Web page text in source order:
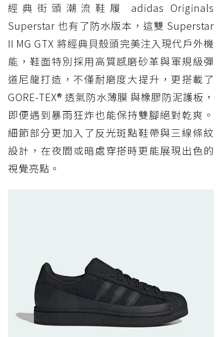
防水鞋推薦 4. ASICS TRABUCO 14 GTX：搭
載 GORE-TEX 隱形貼合科技，全方位防水神鞋
防水鞋推薦 5. Salomon XT-6 GORE-TEX：潮
人必備山系鞋王！防滑、防水與街頭顏值一次攻
頂
防水鞋推薦 6. HOKA Stinson Evo GTX：越野
復刻厚底，GORE-TEX 防水與增高神器一次滿
防水鞋推薦 7. Timberland Motion Access：
黃靴同級頂級防水，輕量化工裝健走鞋雨天必備
防水鞋推薦 7. Timberland Motion Access：
黃靴同級頂級防水，輕量化工裝健走鞋雨天必備
防水鞋推薦 10. PUMA Voyage NITRO™ 4
GORE-TEX：氮氣中底注入，回彈與防滑兼具的
全天候越野跑鞋
防水鞋推薦 11. On Cloudhorizon 2 WP：腳
感軟彈、搭載 Missiongrip™ 的防水輕越野鞋
經典街頭潮流鞋履 adidas Originals
Superstar 也有了防水版本，這雙 Superstar
II MG GTX 將經典貝殼頭完美注入現代戶外機
能，鞋面特別採用高質感磨砂革與軍規級彈
道尼龍打造，不僅耐磨度大提升，更搭載了
GORE-TEX® 透氣防水薄膜 與橡膠防泥護板，
即便遇到暴雨狂炸也能保持雙腳絕對乾爽。
細節部分更加入了反光斑點鞋帶與三線條紋
設計，在夜間或暗處穿搭時更能展現出色的
視覺亮點。